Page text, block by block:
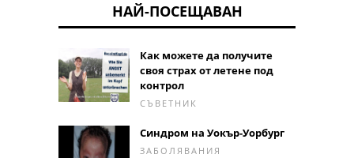
НАЙ-ПОСЕЩАВАН
Как можете да получите
своя страх от летене под
контрол
СЪВЕТНИК
Синдром на Уокър-Уорбург
ЗАБОЛЯВАНИЯ